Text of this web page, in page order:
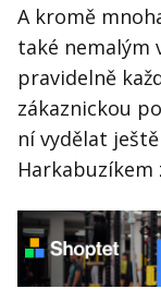
A kromě
také nemalým
pravidelně
zákaznickou
ní vydělat
Harkabuzíkem